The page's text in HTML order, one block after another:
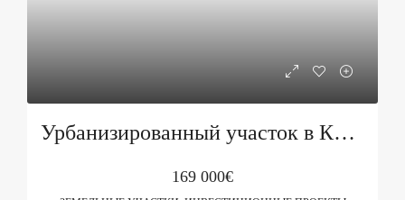
Урбанизированный участок в Каваче с видом на залив
169 000€